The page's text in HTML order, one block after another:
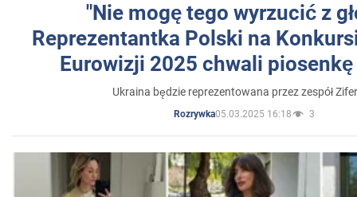
"Nie mogę tego wyrzucić z
Reprezentantka Polski na
Eurowizji 2025 chwali
Ukraina będzie reprezentowana przez zespół
Rozrywka05.03.2025 16:18 3